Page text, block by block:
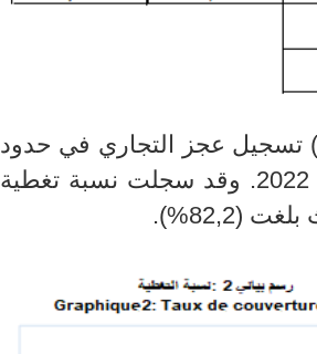
) تسجيل عجز التجاري في حدود
د) مقابل (1432,2م د -) خلال شهر جانفي من سنة 2022. وقد سجلت نسبة تغطية
)
82,2
(%
.